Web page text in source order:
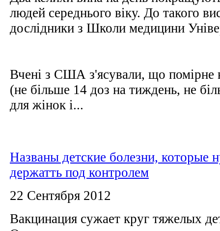
людей середнього віку. До такого
дослідники з Школи медицини
Вчені з США з'ясували, що помірне
(не більше 14 доз на тиждень, не
для жінок і...
Названы детские болезни, которые
держатть под контролем
22 Сентября 2012
Вакцинация сужает круг тяжелых